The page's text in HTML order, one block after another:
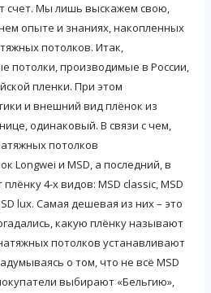
счет. Мы лишь выскажем свою,
опыте и знаниях, накопленных
потолков. Итак,
потолки, производимые в России,
пленки. При этом
и внешний вид плёнок из
одинаковый. В связи с чем,
потолков
Longwei и MSD, а последний, в
4-х видов: MSD classic, MSD
lux. Самая дешевая из них – это
какую плёнку называют
потолков устанавливают
о том, что не всё MSD
выбирают «Бельгию»,